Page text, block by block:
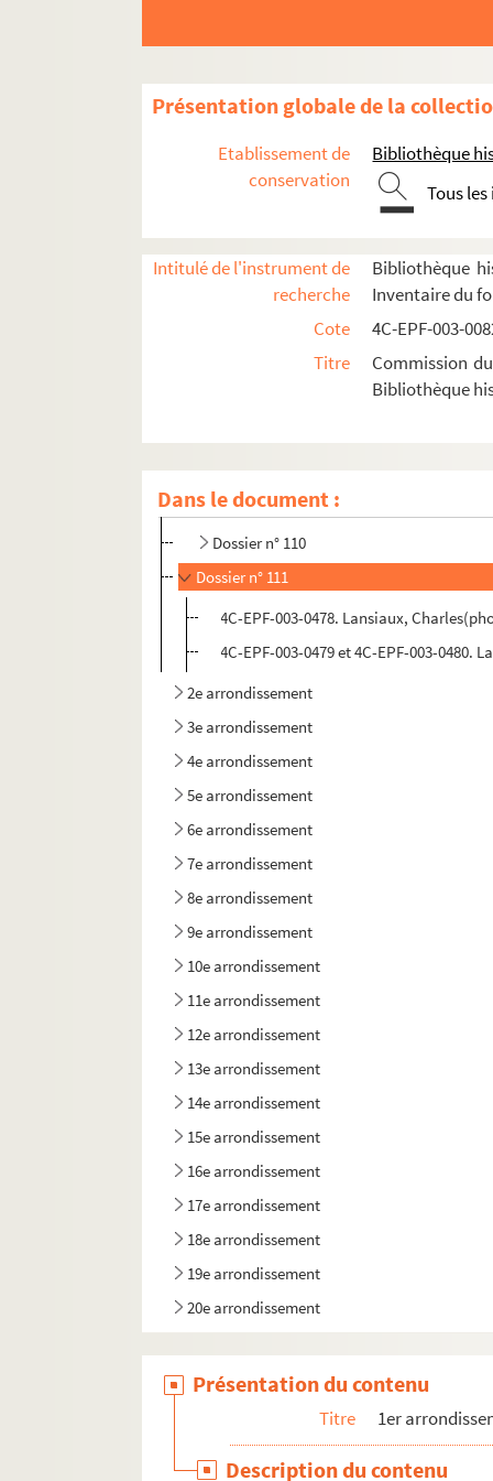
Présentation globale de la
Etablissement de
conservation
Bibliothèque
Tous
Intitulé de l'instrument de
recherche
Bibliothèque
Inventaire du
Cote
4C-EPF-003-
Titre
Commission
Bibliothèque
Dans le document :
Dossier n° 95
Dossier n° 97
Dossier n° 99
Dossier n° 101
Dossier n° 102
Dossier n° 106
Dossier n° 108
Dossier n° 109
Dossier n° 110
Dossier n° 111
4C-EPF-003-0478. Lansiaux,
4C-EPF-003-0479 et 4C-EPF-003-
2e arrondissement
3e arrondissement
4e arrondissement
5e arrondissement
6e arrondissement
7e arrondissement
8e arrondissement
9e arrondissement
10e arrondissement
11e arrondissement
12e arrondissement
13e arrondissement
14e arrondissement
15e arrondissement
16e arrondissement
17e arrondissement
18e arrondissement
19e arrondissement
20e arrondissement
Présentation du contenu
Titre 1er
Description du contenu